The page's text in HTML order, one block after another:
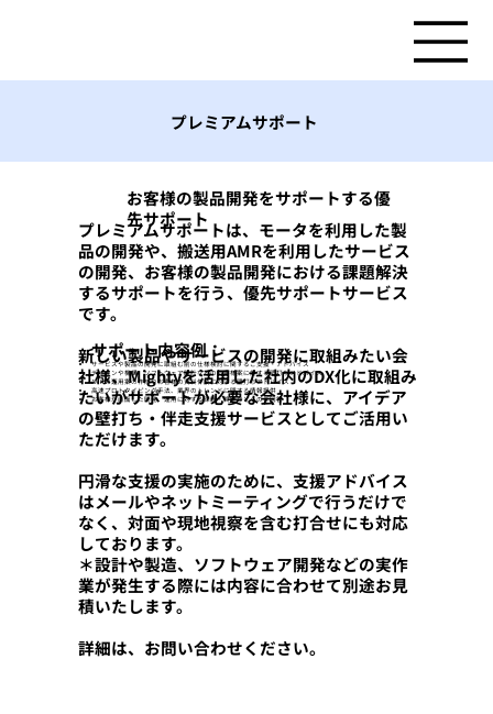
プレミアムサポート
お客様の製品開発をサポートする優
先サポート
サポート内容例：
サービスや製品の開発に取組む前の仕様検討に関するご支援・アドバイス
デザインや機構、ソフトウェア設計などのお客様案に対する壁打ちアドバイス
AMRの運用案の作成やお客様の資料作成に対する壁打ちアドバイス
高速プロトタイピング手法、業界のトレンドに関する情報提供
お客様が直面した開発、運用に対する課題・質問などへのご回答
プレミアムサポートは、モータを利用した製
品の開発や、搬送用AMRを利用したサービス
の開発、お客様の製品開発における課題解決
するサポートを行う、優先サポートサービス
です。
新しい製品やサービスの開発に取組みたい会
社様、Mightyを活用した社内のDX化に取組み
たいがサポートが必要な会社様に、アイデア
の壁打ち・伴走支援サービスとしてご活用い
ただけます。
円滑な支援の実施のために、支援アドバイス
はメールやネットミーティングで行うだけで
なく、対面や現地視察を含む打合せにも対応
しております。
＊設計や製造、ソフトウェア開発などの実作
業が発生する際には内容に合わせて別途お見
積いたします。
詳細は、お問い合わせください。